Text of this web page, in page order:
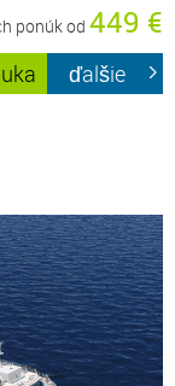
ponúk od 449 €
ďalšie